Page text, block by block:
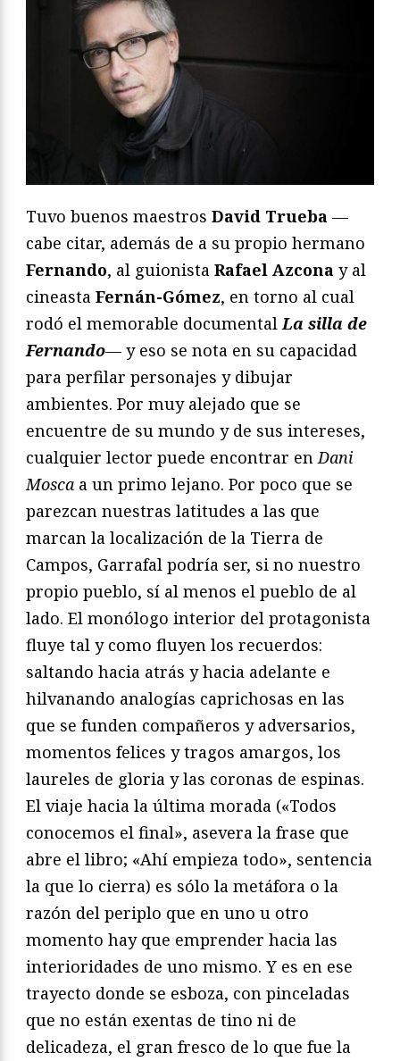
Tuvo buenos maestros David Trueba —
cabe citar, además de a su propio hermano
Fernando, al guionista Rafael Azcona y al
cineasta Fernán-Gómez, en torno al cual
rodó el memorable documental La silla de
Fernando— y eso se nota en su capacidad
para perfilar personajes y dibujar
ambientes. Por muy alejado que se
encuentre de su mundo y de sus intereses,
cualquier lector puede encontrar en Dani
Mosca a un primo lejano. Por poco que se
parezcan nuestras latitudes a las que
marcan la localización de la Tierra de
Campos, Garrafal podría ser, si no nuestro
propio pueblo, sí al menos el pueblo de al
lado. El monólogo interior del protagonista
fluye tal y como fluyen los recuerdos:
saltando hacia atrás y hacia adelante e
hilvanando analogías caprichosas en las
que se funden compañeros y adversarios,
momentos felices y tragos amargos, los
laureles de gloria y las coronas de espinas.
El viaje hacia la última morada («Todos
conocemos el final», asevera la frase que
abre el libro; «Ahí empieza todo», sentencia
la que lo cierra) es sólo la metáfora o la
razón del periplo que en uno u otro
momento hay que emprender hacia las
interioridades de uno mismo. Y es en ese
trayecto donde se esboza, con pinceladas
que no están exentas de tino ni de
delicadeza, el gran fresco de lo que fue la